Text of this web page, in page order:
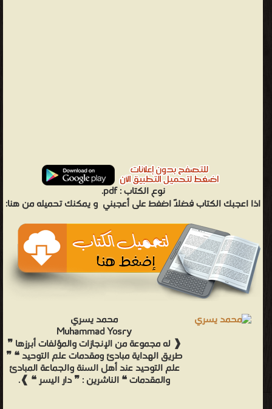
نوع الكتاب :pdf.
اذا اعجبك الكتاب فضلاً اضغط على أعجبني و يمكنك تحميله من هنا:
محمد يسري
Muhammad Yosry
❰ له مجموعة من الإنجازات والمؤلفات أبرزها ❞
طريق الهداية مبادئ ومقدمات علم التوحيد ❝ ❞
علم التوحيد عند أهل السنة والجماعة المبادئ
والمقدمات ❝ الناشرين : ❞ دار اليسر ❝ ❱.